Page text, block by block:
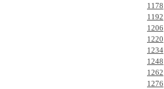
1178
1192
1206
1220
1234
1248
1262
1276